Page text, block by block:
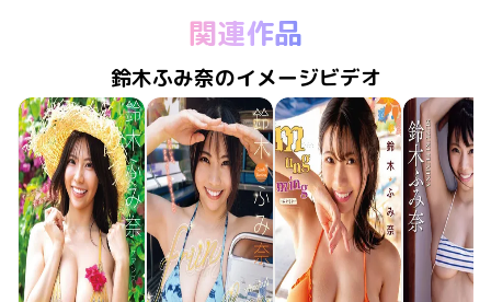
関連作品
鈴木ふみ奈のイメージビデオ